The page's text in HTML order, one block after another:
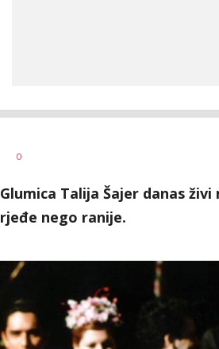
0
Glumica Talija Šajer danas
rjeđe nego ranije.